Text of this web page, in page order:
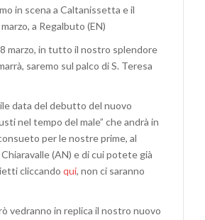
in scena a Caltanissetta e il
a Regalbuto (EN)
marzo, in tutto il nostro splendore
saremo sul palco di S. Teresa
data del debutto del nuovo
nel tempo del male” che andrà in
per le nostre prime, al
(AN) e di cui potete già
cliccando qui, non ci saranno
vedranno in replica il nostro nuovo